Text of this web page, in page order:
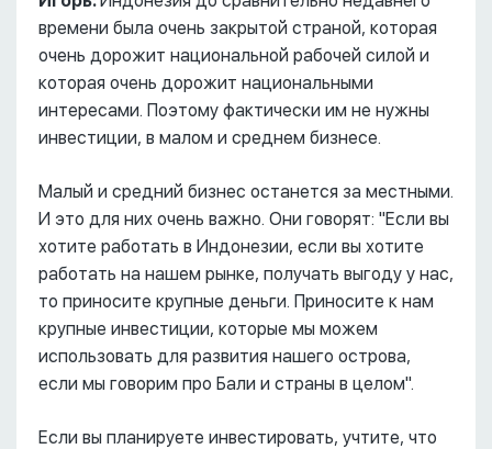
времени была очень закрытой страной, которая
очень дорожит национальной рабочей силой и
которая очень дорожит национальными
интересами. Поэтому фактически им не нужны
инвестиции, в малом и среднем бизнесе.
Малый и средний бизнес останется за местными.
И это для них очень важно. Они говорят: "Если вы
хотите работать в Индонезии, если вы хотите
работать на нашем рынке, получать выгоду у нас,
то приносите крупные деньги. Приносите к нам
крупные инвестиции, которые мы можем
использовать для развития нашего острова,
если мы говорим про Бали и страны в целом".
Если вы планируете инвестировать, учтите, что